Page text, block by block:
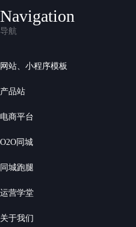
Navigation
导航
网站、小程序模板
产品站
电商平台
O2O同城
同城跑腿
运营学堂
关于我们